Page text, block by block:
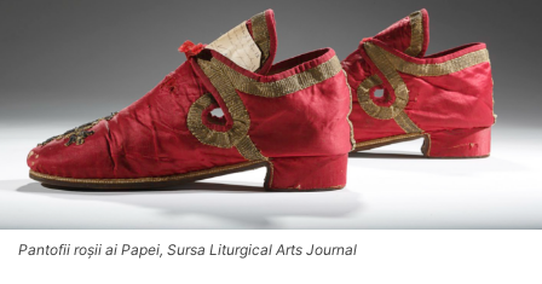
Pantofii roșii ai Papei, Sursa Liturgical Arts Journal